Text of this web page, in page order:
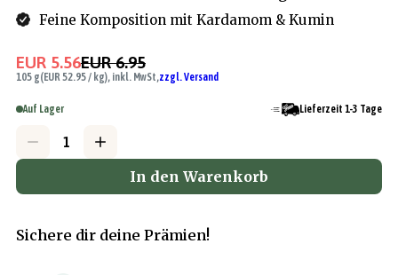
Feine Komposition mit Kardamom & Kumin
EUR 5.56EUR 6.95
105 g(EUR 52.95 / kg), inkl. MwSt,zzgl. Versand
Auf Lager Lieferzeit 1-3 Tage
In den Warenkorb
Sichere dir deine Prämien!